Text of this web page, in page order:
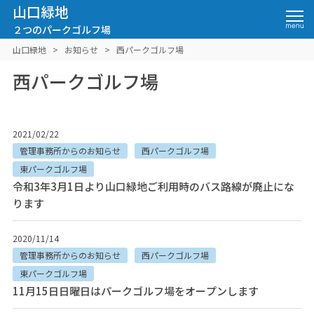
山口緑地
２つのパークゴルフ場
山口緑地 > お知らせ > 西パークゴルフ場
西パークゴルフ場
2021/02/22
管理事務所からのお知らせ
西パークゴルフ場
東パークゴルフ場
令和3年3月1日より山口緑地ご利用時のバス路線が廃止にな
ります
2020/11/14
管理事務所からのお知らせ
西パークゴルフ場
東パークゴルフ場
11月15日日曜日はパークゴルフ場をオープンします